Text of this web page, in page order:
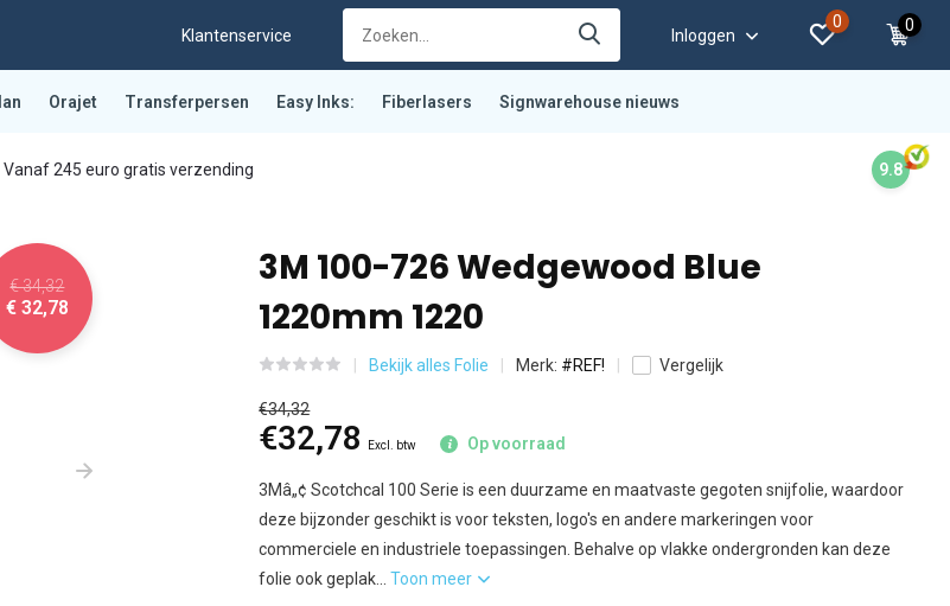
Klantenservice Inloggen
0 0
Orajet Transferpersen Easy Inks: Fiberlasers Signwarehouse nieuws
Vanaf 245 euro gratis verzending 9.8
€ 34,32
€ 32,78
3M 100-726 Wedgewood Blue
1220mm 1220
Bekijk alles Folie Merk: #REF! Vergelijk
€34,32
€32,78 Excl. btw Op voorraad
3Mâ„¢ Scotchcal 100 Serie is een duurzame en maatvaste gegoten snijfolie, waardoor
deze bijzonder geschikt is voor teksten, logo's en andere markeringen voor
commerciele en industriele toepassingen. Behalve op vlakke ondergronden kan deze
folie ook geplak...Toon meer